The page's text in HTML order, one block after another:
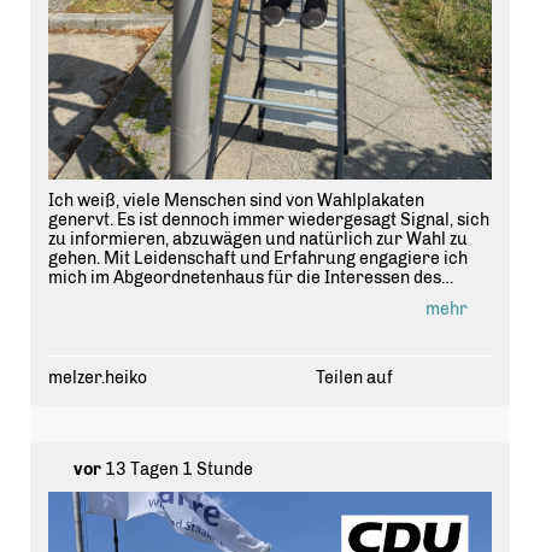
Ich weiß, viele Menschen sind von Wahlplakaten
genervt. Es ist dennoch immer wiedergesagt Signal, sich
zu informieren, abzuwägen und natürlich zur Wahl zu
gehen. Mit Leidenschaft und Erfahrung engagiere ich
mich im Abgeordnetenhaus für die Interessen des
mehr
melzer.heiko Teilen auf
vor13 Tagen 1 Stunde